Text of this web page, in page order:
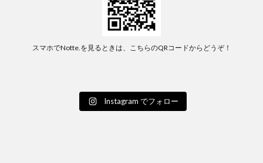
スマホでNotte.を見るときは、こちらのQRコードからどうぞ！
Instagram でフォロー